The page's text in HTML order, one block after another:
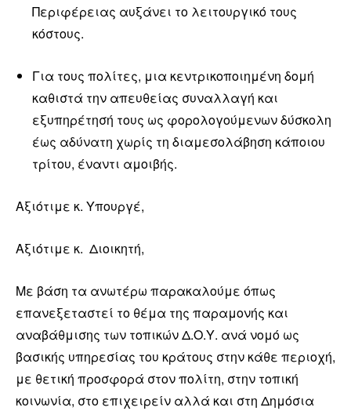
Περιφέρειας αυξάνει το λειτουργικό τους
κόστους.
Για τους πολίτες, μια κεντρικοποιημένη δομή
καθιστά την απευθείας συναλλαγή και
εξυπηρέτησή τους ως φορολογούμενων δύσκολη
έως αδύνατη χωρίς τη διαμεσολάβηση κάποιου
τρίτου, έναντι αμοιβής.
Αξιότιμε κ. Υπουργέ,
Αξιότιμε κ. Διοικητή,
Με βάση τα ανωτέρω παρακαλούμε όπως
επανεξεταστεί το θέμα της παραμονής και
αναβάθμισης των τοπικών Δ.Ο.Υ. ανά νομό ως
βασικής υπηρεσίας του κράτους στην κάθε περιοχή,
με θετική προσφορά στον πολίτη, στην τοπική
κοινωνία, στο επιχειρείν αλλά και στη Δημόσια